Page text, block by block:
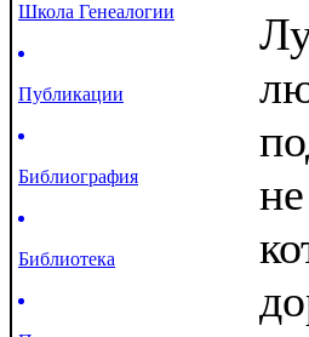
Школа Генеалогии
Публикации
Библиография
Библиотека